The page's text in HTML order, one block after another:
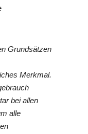
Grundsätzen
Merkmal.
bei allen
alle